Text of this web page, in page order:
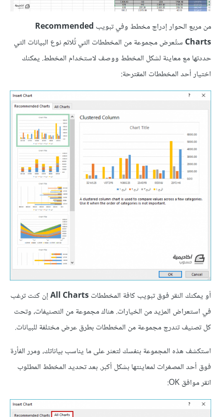
من مربع الحوار إدراج مخطط وفي تبويب Recommended
Charts ستُعرض مجموعة من المخططات التي تُلائم نوع البيانات التي
حددتها مع معاينة لشكل المخطط ووصف لاستخدام المخطط. يمكنك
اختيار أحد المخططات المقترحة:
أو يمكنك النقر فوق تبويب كافة المخططات
إن كنت ترغب
في استعراض المزيد من الخيارات. هناك مجموعة من التصنيفات، وتحت
كل تصنيف تندرج مجموعة من المخططات بطرق عرض مختلفة للبيانات.
استكشف هذه المجموعة بنفسك لتعثر على ما يناسب بياناتك، ومرر الفأرة
فوق أحد المصغرات لمعاينتها بشكل أكبر. بعد تحديد المخطط المطلوب
انقر موافق OK: